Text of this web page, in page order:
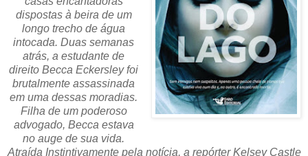
dispostas à beira de um
longo trecho de água
intocada. Duas semanas
atrás, a estudante de
direito Becca Eckersley foi
brutalmente assassinada
em uma dessas moradias.
Filha de um poderoso
advogado, Becca estava
no auge de sua vida.
Atraída Instintivamente pela notícia, a repórter Kelsey Castle